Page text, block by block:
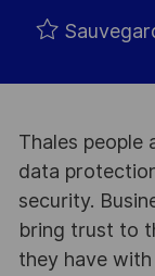
Thales people
data
security.
bring trust to
they have